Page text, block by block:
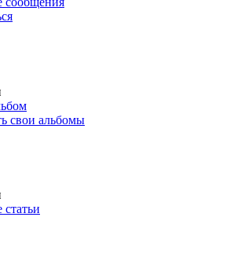
свои альбомы